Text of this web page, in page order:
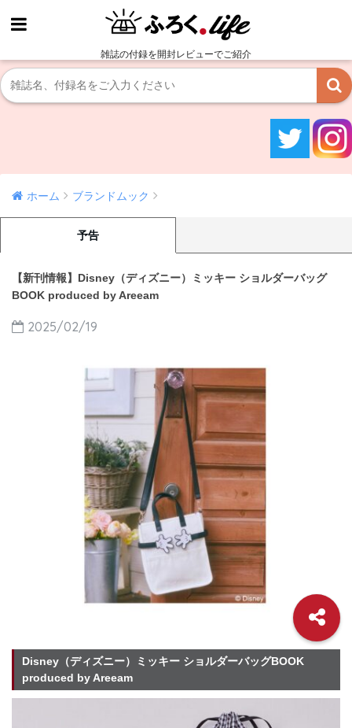
雑誌の付録を開封レビューでご紹介
ホーム ブランドムック
予告
【新刊情報】Disney（ディズニー）ミッキー ショルダーバッグ
BOOK produced by Areeam
2025/02/19
Disney（ディズニー）ミッキー ショルダーバッグBOOK
produced by Areeam